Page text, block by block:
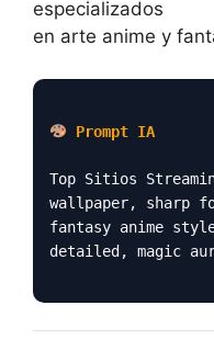
especializados
en arte anime y
Prompt IA
Top Sitios
wallpaper, sharp
fantasy anime
detailed, magic